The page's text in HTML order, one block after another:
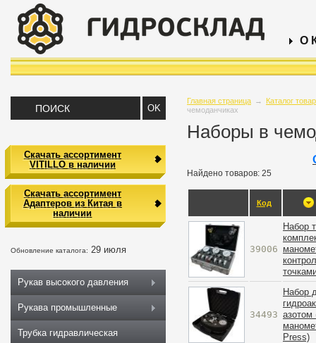
О
Главная страница →
Каталог
чемоданчиках
Наборы в
Найдено товаров: 25
Код
39006
Набор
34493
Набор
азотом
Press)
Скачать ассортимент
VITILLO в наличии
Скачать ассортимент
Адаптеров из Китая в
наличии
Обновление каталога: 29 июля
Рукав высокого давления
Рукава промышленные
Трубка гидравлическая